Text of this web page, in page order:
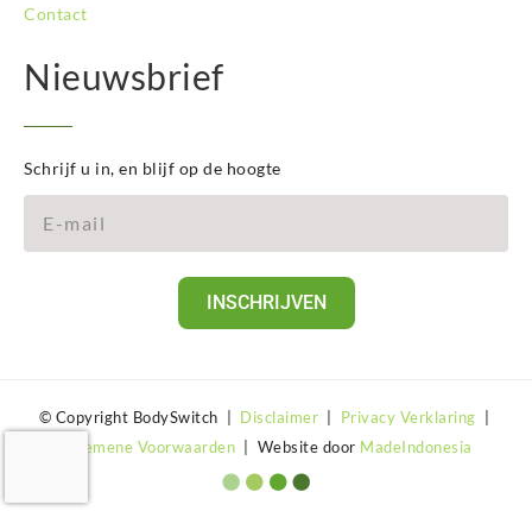
Contact
Nieuwsbrief
Schrijf u in, en blijf op de hoogte
INSCHRIJVEN
© Copyright BodySwitch | Disclaimer | Privacy Verklaring |
Algemene Voorwaarden | Website door MadeIndonesia